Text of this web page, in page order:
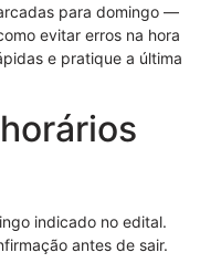
para domingo —
evitar erros na hora
e pratique a última
indicado no edital.
antes de sair.